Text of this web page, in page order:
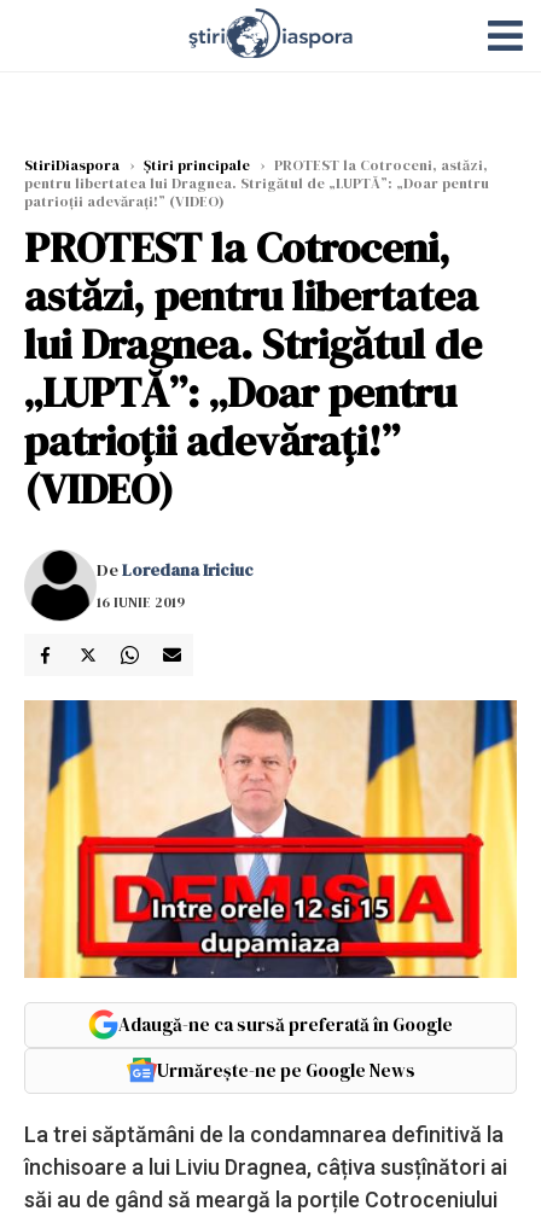
StiriDiaspora › Știri principale › PROTEST la Cotroceni, astăzi,
pentru libertatea lui Dragnea. Strigătul de „LUPTĂ”: „Doar pentru
patrioții adevărați!” (VIDEO)
PROTEST la Cotroceni,
astăzi, pentru libertatea
lui Dragnea. Strigătul de
„LUPTĂ”: „Doar pentru
patrioții adevărați!”
(VIDEO)
DeLoredana Iriciuc
16 IUNIE 2019
Adaugă-ne ca sursă preferată în Google
Urmărește-ne pe Google News
La trei săptămâni de la condamnarea definitivă la
închisoare a lui Liviu Dragnea, câțiva susțînători ai
săi au de gând să meargă la porțile Cotroceniului